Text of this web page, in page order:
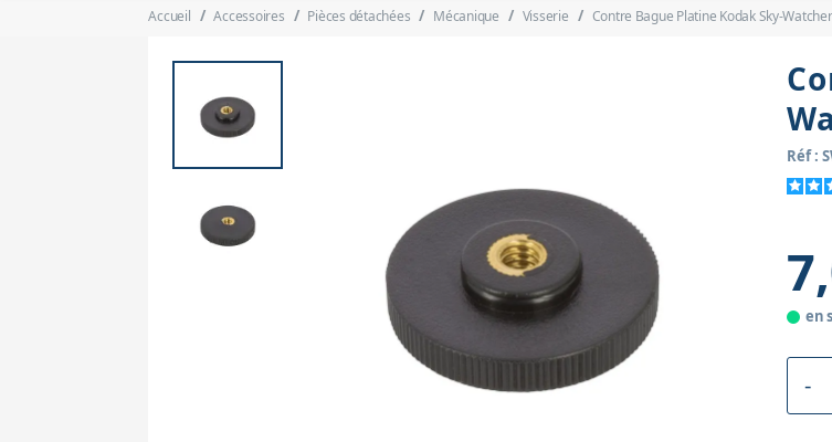
Accueil Accessoires Pièces détachées Mécanique Visserie Contre Bague Platine Kodak Sky-Watcher
Réf :
en